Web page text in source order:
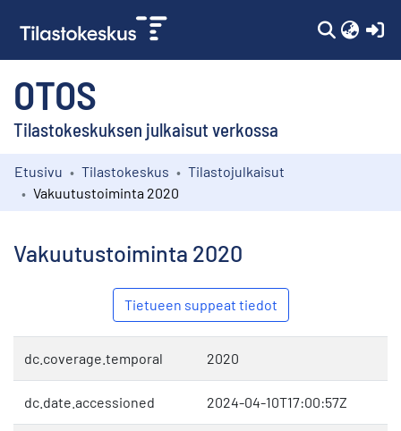
OTOS
Tilastokeskuksen julkaisut verkossa
Kokoelmat
Etusivu Tilastokeskus
Tilastojulkaisut
Vakuutustoiminta 2020
Vakuutustoiminta 2020
Tietueen suppeat tiedot
dc.coverage.temporal 2020
dc.date.accessioned 2024-04-10T17:00:57Z